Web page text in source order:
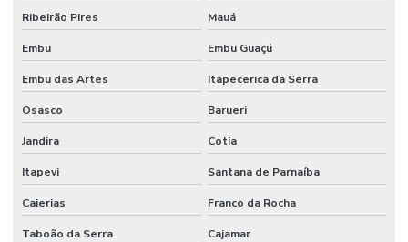
Ribeirão Pires Mauá
Embu Embu Guaçú
Embu das Artes Itapecerica da Serra
Osasco Barueri
Jandira Cotia
Itapevi Santana de Parnaíba
Caierias Franco da Rocha
Taboão da Serra Cajamar